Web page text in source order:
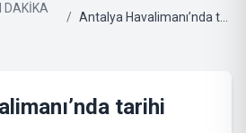
DAKİKA
/
tarihi